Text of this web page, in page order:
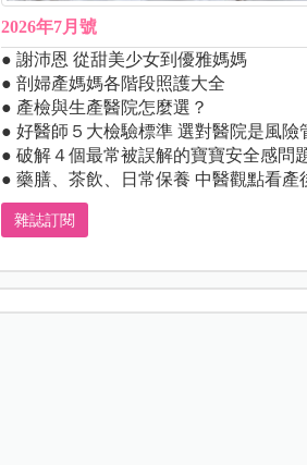
2026年7月號
● 謝沛恩 從甜美少女到優雅媽媽
● 剖婦產媽媽各階段照護大全
● 產檢與生產醫院怎麼選？
● 好醫師５大檢驗標準 選對醫院是風險
● 破解４個最常被誤解的寶寶安全感問
● 藥膳、茶飲、日常保養 中醫觀點看產
雜誌訂閱